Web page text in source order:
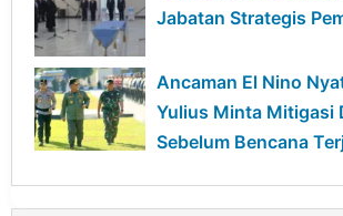
Jabatan Strategis
Ancaman El Nino
Yulius Minta Mitigasi
Sebelum Bencana